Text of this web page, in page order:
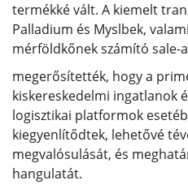
termékké vált. A kiemelt
Palladium és Myslbek,
mérföldkőnek számító sale-
megerősítették, hogy a
kiskereskedelmi ingatlanok
logisztikai platformok
kiegyenlítődtek, lehetővé
megvalósulását, és
hangulatát.